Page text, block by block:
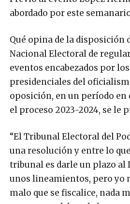
abordado por este
Qué opina de la disposición
Nacional Electoral de
eventos encabezados por
presidenciales del
oposición, en un período en
el proceso 2023-2024, se le
“El Tribunal Electoral del
una resolución y entre lo
tribunal es darle un plazo al
unos lineamientos, pero yo
malo que se fiscalice, nada